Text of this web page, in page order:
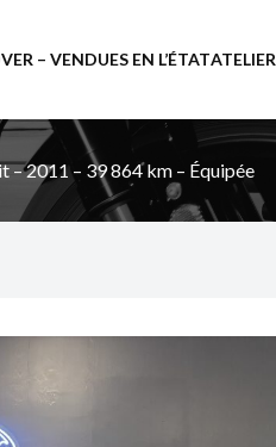
– VENDUES EN L’ÉTATATELIER
– 2011 – 39 864 km – Équipée